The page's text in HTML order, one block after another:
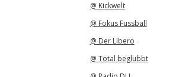
@ Kickwelt
@ Fokus Fussball
@ Der Libero
@ Total beglubbt